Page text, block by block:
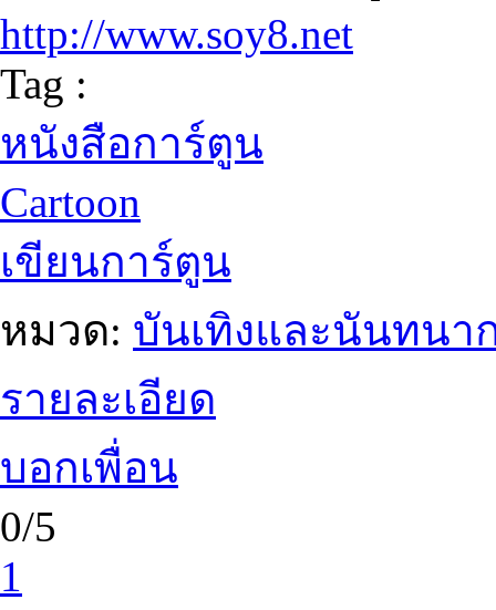
http://www.soy8.net
Tag :
หนังสือการ์ตูน
Cartoon
เขียนการ์ตูน
หมวด: บันเทิงและนันทนา
รายละเอียด
บอกเพื่อน
0/5
1